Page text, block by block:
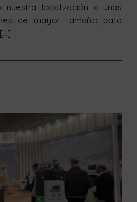
nuestra localización a unas
de mayor tamaño para